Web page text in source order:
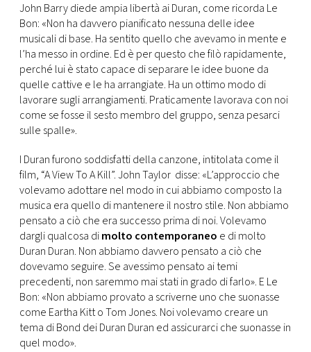
John Barry diede ampia libertà ai Duran, come ricorda Le
Bon: «Non ha davvero pianificato nessuna delle idee
musicali di base. Ha sentito quello che avevamo in mente e
l’ha messo in ordine. Ed è per questo che filò rapidamente,
perché lui è stato capace di separare le idee buone da
quelle cattive e le ha arrangiate. Ha un ottimo modo di
lavorare sugli arrangiamenti. Praticamente lavorava con noi
come se fosse il sesto membro del gruppo, senza pesarci
sulle spalle».
I Duran furono soddisfatti della canzone, intitolata come il
film, “A View To A Kill”. John Taylor disse: «L’approccio che
volevamo adottare nel modo in cui abbiamo composto la
musica era quello di mantenere il nostro stile. Non abbiamo
pensato a ciò che era successo prima di noi. Volevamo
dargli qualcosa dimolto contemporaneo e di molto
Duran Duran. Non abbiamo davvero pensato a ciò che
dovevamo seguire. Se avessimo pensato ai temi
precedenti, non saremmo mai stati in grado di farlo». E Le
Bon: «Non abbiamo provato a scriverne uno che suonasse
come Eartha Kitt o Tom Jones. Noi volevamo creare un
tema di Bond dei Duran Duran ed assicurarci che suonasse in
quel modo».